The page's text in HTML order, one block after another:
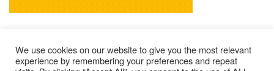
We use cookies on our website to give you the most relevant
experience by remembering your preferences and repeat